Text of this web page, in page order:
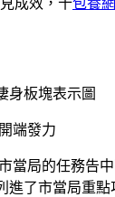
身板塊表示圖
端發力
局的任務告中
進了市當局重點